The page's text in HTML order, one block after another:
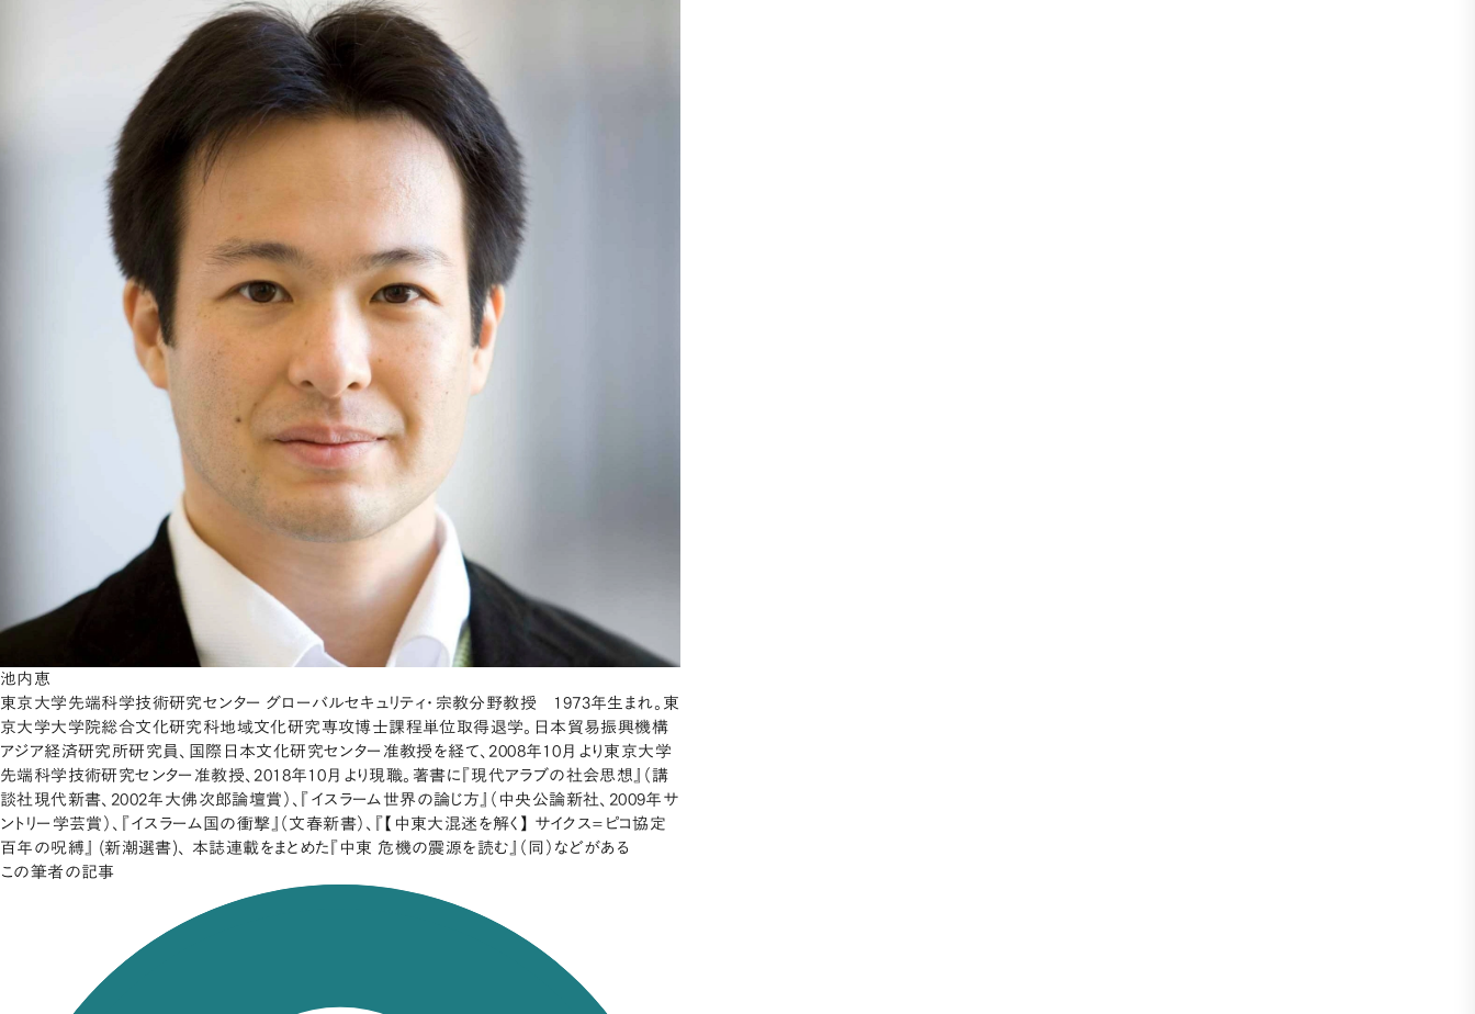
池内恵
東京大学先端科学技術研究センター グローバルセキュリティ・宗教分野教授 1973年生まれ。東
京大学大学院総合文化研究科地域文化研究専攻博士課程単位取得退学。日本貿易振興機構
アジア経済研究所研究員、国際日本文化研究センター准教授を経て、2008年10月より東京大学
先端科学技術研究センター准教授、2018年10月より現職。著書に『現代アラブの社会思想』（講
談社現代新書、2002年大佛次郎論壇賞）、『イスラーム世界の論じ方』（中央公論新社、2009年サ
ントリー学芸賞）、『イスラーム国の衝撃』（文春新書）、『【中東大混迷を解く】 サイクス=ピコ協定
百年の呪縛』 (新潮選書)、 本誌連載をまとめた『中東 危機の震源を読む』（同）などがある
この筆者の記事